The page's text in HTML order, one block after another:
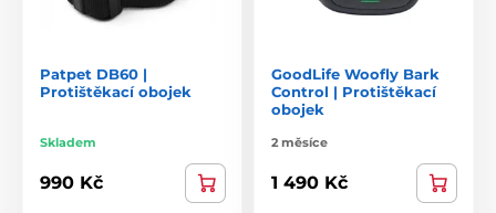
Patpet DB60 |
Protištěkací obojek
Skladem
990 Kč
GoodLife Woofly Bark
Control | Protištěkací
obojek
2 měsíce
1 490 Kč